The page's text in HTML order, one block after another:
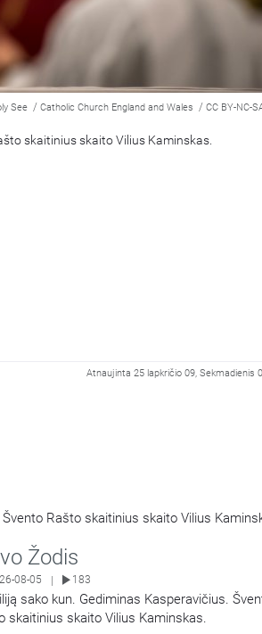
See / Catholic Church England and Wales / CC BY-NC-
skaitinius skaito Vilius Kaminskas.
Atnaujinta 25 lapkričio 09, Sekmadienis
Rašto skaitinius skaito Vilius
Žodis
08-05 | 183
sako kun. Gediminas Kasperavičius.
skaitinius skaito Vilius Kaminskas.